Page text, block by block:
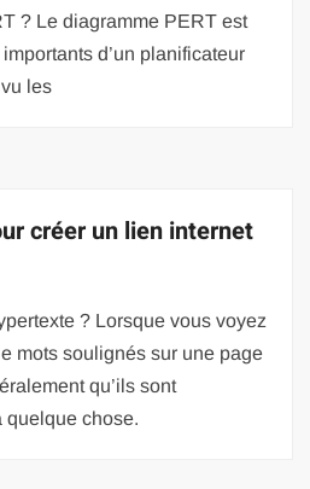
? Le diagramme PERT est
d’un planificateur
les
créer un lien internet
? Lorsque vous voyez
mots soulignés sur une page
qu’ils sont
quelque chose.